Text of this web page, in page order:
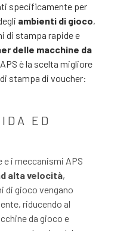
specificamente per
ambienti di gioco,
di stampa rapide e
delle macchine da
è la scelta migliore
stampa di voucher:
ED
i meccanismi APS
alta velocità,
di gioco vengano
riducendo al
da gioco e